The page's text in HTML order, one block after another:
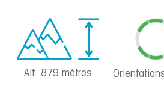
Alt: 879 mètres